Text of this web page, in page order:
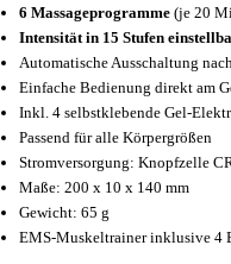
6 Massageprogramme (je 20
Intensität in 15 Stufen
Automatische Ausschaltung
Einfache Bedienung direkt am
Inkl. 4 selbstklebende Gel-
Passend für alle Körpergrößen
Stromversorgung: Knopfzelle
Maße: 200 x 10 x 140 mm
Gewicht: 65 g
EMS-Muskeltrainer inklusive 4